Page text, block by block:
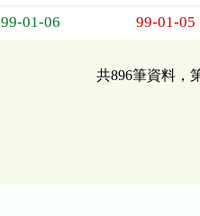
99-01-06 99-01-05
共896筆資料，